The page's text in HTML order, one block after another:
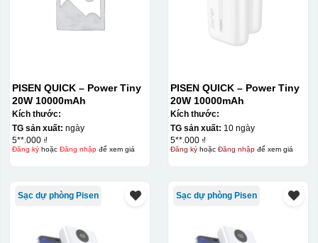
PISEN QUICK – Power Tiny
20W 10000mAh
Kích thước:
TG sản xuất: ngày
5**.000 ₫
Đăng kýhoặc Đăng nhậpđể xem giá
PISEN QUICK – Power Tiny
20W 10000mAh
Kích thước:
TG sản xuất: 10 ngày
5**.000 ₫
Đăng kýhoặc Đăng nhậpđể xem giá
Sạc dự phòng Pisen Sạc dự phòng Pisen